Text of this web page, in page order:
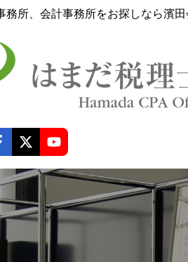
務所、会計事務所をお探しなら濱